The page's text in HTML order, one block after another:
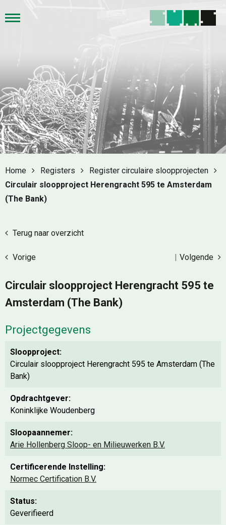
Home Registers
Register circulaire sloopprojecten
Circulair sloopproject Herengracht 595 te Amsterdam
(The Bank)
Terug naar overzicht
Volgende
|
Vorige
Circulair sloopproject Herengracht 595 te
Amsterdam (The Bank)
Projectgegevens
Sloopproject:
Circulair sloopproject Herengracht 595 te Amsterdam (The
Bank)
Opdrachtgever:
Koninklijke Woudenberg
Sloopaannemer:
Arie Hollenberg Sloop- en Milieuwerken B.V.
Certificerende Instelling:
Normec Certification B.V.
Status:
Geverifieerd